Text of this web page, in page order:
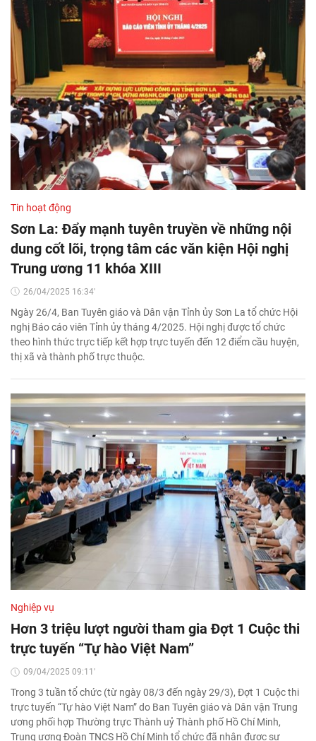
Tin hoạt động
Sơn La: Đẩy mạnh tuyên truyền về những nội
dung cốt lõi, trọng tâm các văn kiện Hội nghị
Trung ương 11 khóa XIII
26/04/2025 16:34'
Ngày 26/4, Ban Tuyên giáo và Dân vận Tỉnh ủy Sơn La tổ chức Hội
nghị Báo cáo viên Tỉnh ủy tháng 4/2025. Hội nghị được tổ chức
theo hình thức trực tiếp kết hợp trực tuyến đến 12 điểm cầu huyện,
thị xã và thành phố trực thuộc.
Nghiệp vụ
Hơn 3 triệu lượt người tham gia Đợt 1 Cuộc thi
trực tuyến “Tự hào Việt Nam”
09/04/2025 09:11'
Trong 3 tuần tổ chức (từ ngày 08/3 đến ngày 29/3), Đợt 1 Cuộc thi
trực tuyến “Tự hào Việt Nam” do Ban Tuyên giáo và Dân vận Trung
ương phối hợp Thường trực Thành uỷ Thành phố Hồ Chí Minh,
Trung ương Đoàn TNCS Hồ Chí Minh tổ chức đã nhận được sự